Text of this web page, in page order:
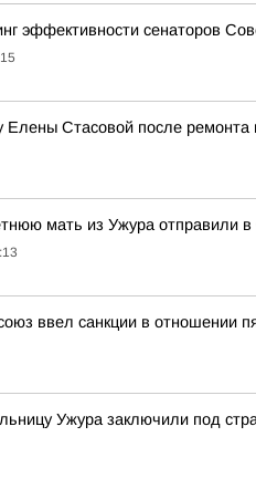
эффективности сенаторов
Елены Стасовой после ремонта
мать из Ужура отправили
ввел санкции в отношении
Ужура заключили под